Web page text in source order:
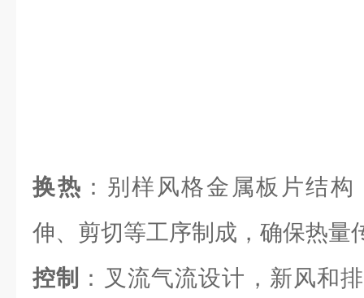
换热 ：别样风格金属板片结
伸、剪切等工序制成，确保热量
控制
：叉流气流设计，新风和